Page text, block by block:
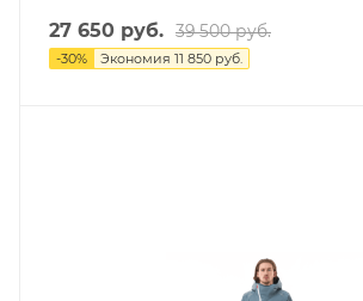
27 650 руб. 39 500руб.
-30% Экономия 11 850 руб.